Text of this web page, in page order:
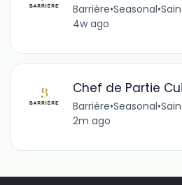
Barrière•Seasonal•
4w ago
Chef de Partie
Barrière•Seasonal•
2m ago